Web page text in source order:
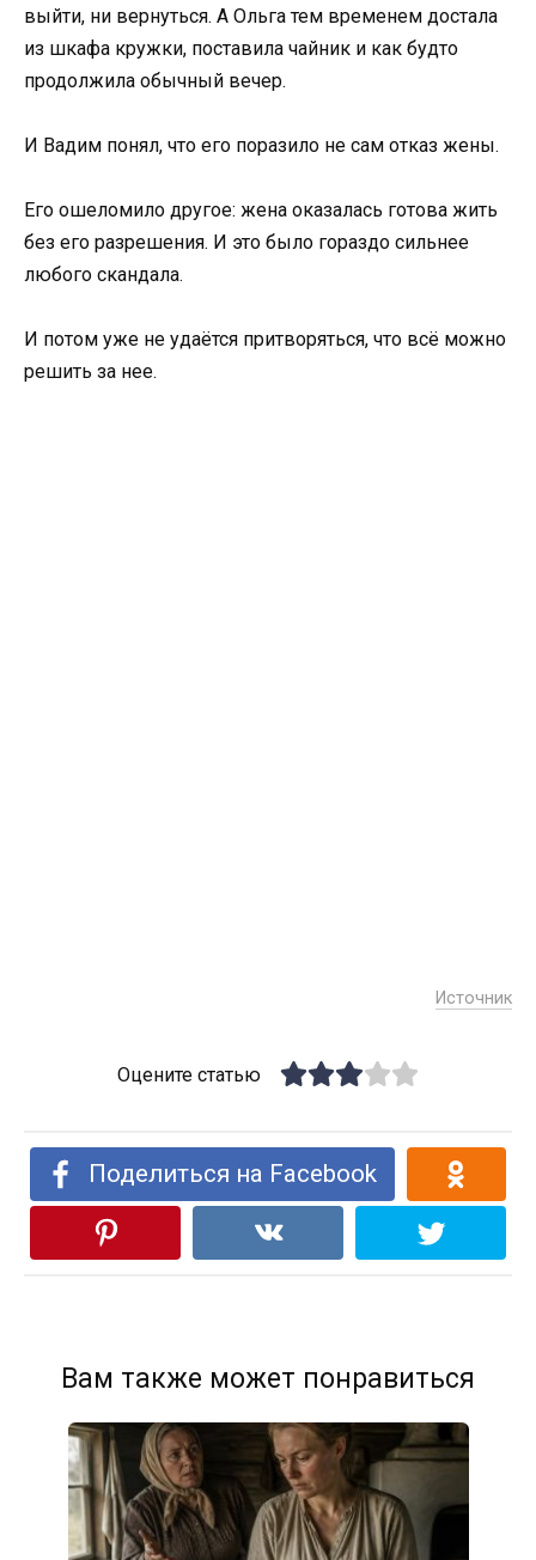
выйти, ни вернуться. А Ольга тем временем достала
из шкафа кружки, поставила чайник и как будто
продолжила обычный вечер.
И Вадим понял, что его поразило не сам отказ жены.
Его ошеломило другое: жена оказалась готова жить
без его разрешения. И это было гораздо сильнее
любого скандала.
И потом уже не удаётся притворяться, что всё можно
решить за нее.
Источник
Оцените статью
Поделиться на Facebook
Вам также может понравиться